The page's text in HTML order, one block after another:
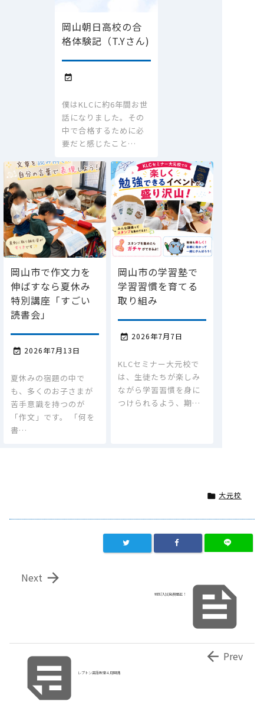
岡山朝日高校の合
格体験記（T.Yさん)

僕はKLCに約6年間お世
話になりました。その
中で合格するために必
要だと感じたこと…
岡山市で作文力を
伸ばすなら夏休み
特別講座「すごい
読書会」
 2026年7月13日
夏休みの宿題の中で
も、多くのお子さまが
苦手意識を持つのが
「作文」です。 「何を
書…
岡山市の学習塾で
学習習慣を育てる
取り組み
 2026年7月7日
KLCセミナー大元校で
は、生徒たちが楽しみ
ながら学習習慣を身に
つけられるよう、期…
 大元校

特別入試発表間近！

Next
レプトン英語教室４月開講
 Prev